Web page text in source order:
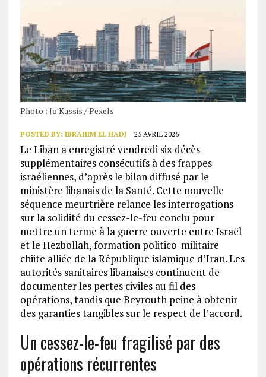
Photo : Jo Kassis / Pexels
POSTED BY: IBRAHIM EL HADJ 25 AVRIL 2026
Le Liban a enregistré vendredi six décès
supplémentaires consécutifs à des frappes
israéliennes, d’après le bilan diffusé par le
ministère libanais de la Santé. Cette nouvelle
séquence meurtrière relance les interrogations
sur la solidité du cessez-le-feu conclu pour
mettre un terme à la guerre ouverte entre Israël
et le Hezbollah, formation politico-militaire
chiite alliée de la République islamique d’Iran. Les
autorités sanitaires libanaises continuent de
documenter les pertes civiles au fil des
opérations, tandis que Beyrouth peine à obtenir
des garanties tangibles sur le respect de l’accord.
Un cessez-le-feu fragilisé par des
opérations récurrentes